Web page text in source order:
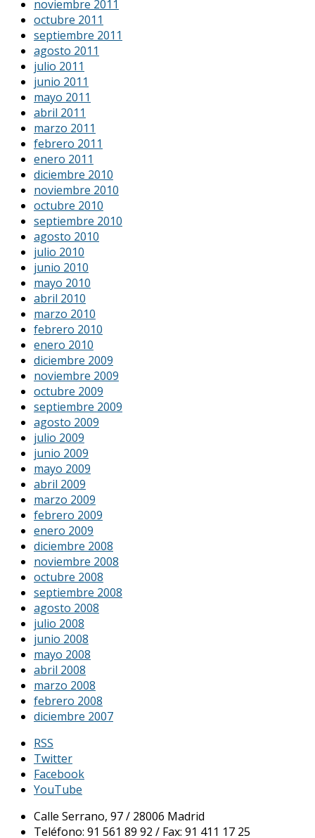
noviembre 2011
octubre 2011
septiembre 2011
agosto 2011
julio 2011
junio 2011
mayo 2011
abril 2011
marzo 2011
febrero 2011
enero 2011
diciembre 2010
noviembre 2010
octubre 2010
septiembre 2010
agosto 2010
julio 2010
junio 2010
mayo 2010
abril 2010
marzo 2010
febrero 2010
enero 2010
diciembre 2009
noviembre 2009
octubre 2009
septiembre 2009
agosto 2009
julio 2009
junio 2009
mayo 2009
abril 2009
marzo 2009
febrero 2009
enero 2009
diciembre 2008
noviembre 2008
octubre 2008
septiembre 2008
agosto 2008
julio 2008
junio 2008
mayo 2008
abril 2008
marzo 2008
febrero 2008
diciembre 2007
RSS
Twitter
Facebook
YouTube
Calle Serrano, 97 / 28006 Madrid
Teléfono: 91 561 89 92 / Fax: 91 411 17 25